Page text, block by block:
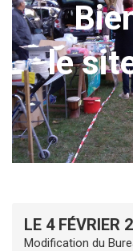
le
LE 4 FÉVRIER
Modification du